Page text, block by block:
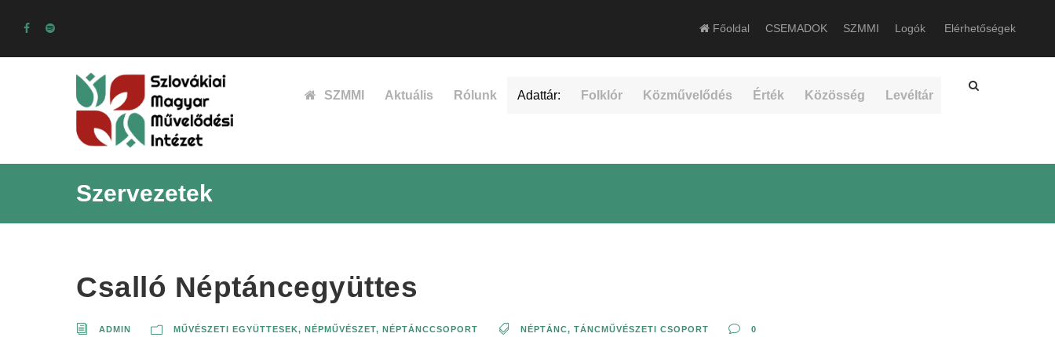
Főoldal CSEMADOK SZMMI Logók Elérhetőségek
SZMMI Aktuális Rólunk Adattár: Folklór Közművelődés Érték Közösség Levéltár
Szervezetek
Csalló Néptáncegyüttes
ADMIN MŰVÉSZETI EGYÜTTESEK, NÉPMŰVÉSZET, NÉPTÁNCCSOPORT NÉPTÁNC, TÁNCMŰVÉSZETI CSOPORT 0